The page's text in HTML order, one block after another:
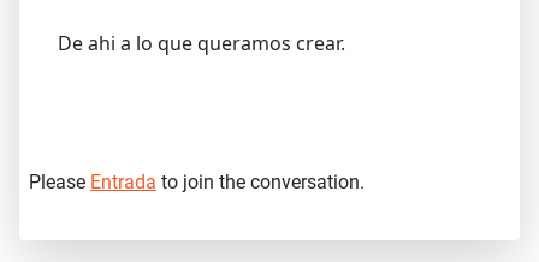
De ahi a lo que queramos crear.
Please Entrada to join the conversation.